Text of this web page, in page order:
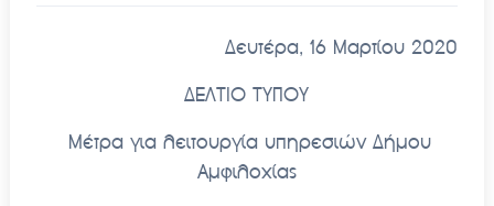
Δευτέρα, 16 Μαρτίου 2020
ΔΕΛΤΙΟ ΤΥΠΟY
Μέτρα για λειτουργία υπηρεσιών Δήμου
Αμφιλοχίας